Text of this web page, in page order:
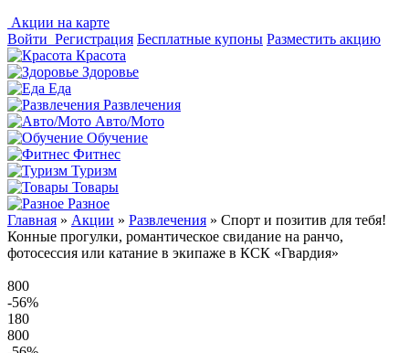
Акции на карте
Войти Регистрация Бесплатные купоны Разместить акцию
Красота
Здоровье
Еда
Развлечения
Авто/Мото
Обучение
Фитнес
Туризм
Товары
Разное
Главная » Акции » Развлечения » Спорт и позитив для тебя!
Конные прогулки, романтическое свидание на ранчо,
фотосессия или катание в экипаже в КСК «Гвардия»
800
-56%
180
800